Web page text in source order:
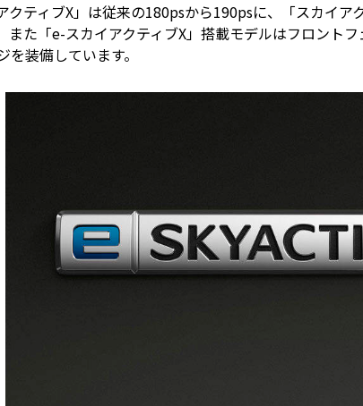
クティブX」は従来の180psから190psに、「スカイ
また「e-スカイアクティブX」搭載モデルはフロント
を装備しています。